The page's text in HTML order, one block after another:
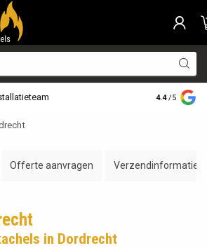
Bezorging
4.4 /5
Offerte aanvragen Verzendinformatie
in Dordrecht